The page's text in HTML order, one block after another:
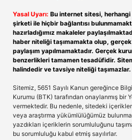
Yasal Uyarı: Bu internet sitesi,
şirketi ile hiçbir bağlantısı
hazırladığımız makaleler
haber niteliği taşımamakta olup,
paylaşım yapılmamaktadır. Gerçek
benzerlikleri tamamen tesadüfidir.
halindedir ve tavsiye niteliği taşımazlar.
Sitemiz, 5651 Sayılı Kanun gereğince
Kurumu (BTK) tarafından onaylanmış bir
vermektedir. Bu nedenle, sitedeki
veya araştırma yükümlülüğümüz
yazdıkları içeriklerin sorumluluğunu
bu sorumluluğu kabul etmiş sayılırlar.